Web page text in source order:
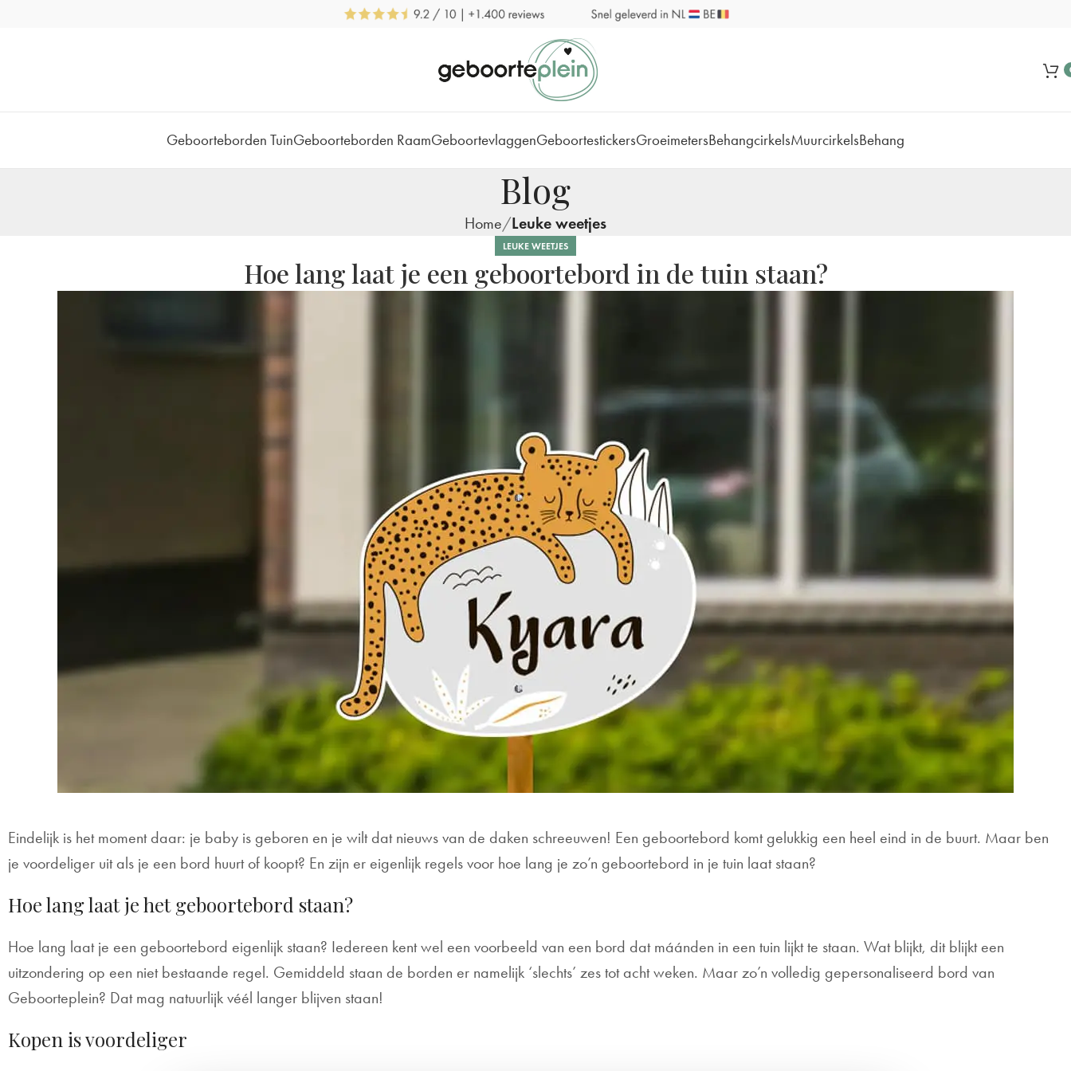
Geboorteborden TuinGeboorteborden RaamGeboortevlaggenGeboortestickersGroeimetersBehangcirkelsMuurcirkelsBehang
Blog
Home Leuke weetjes
LEUKE WEETJES
Hoe lang laat je een geboortebord in de tuin staan?
Eindelijk is het moment daar: je baby is geboren en je wilt dat nieuws van de daken schreeuwen! Een geboortebord komt gelukkig een heel eind in de buurt. Maar ben
je voordeliger uit als je een bord huurt of koopt? En zijn er eigenlijk regels voor hoe lang je zo’n geboortebord in je tuin laat staan?
Hoe lang laat je het geboortebord staan?
Hoe lang laat je een geboortebord eigenlijk staan? Iedereen kent wel een voorbeeld van een bord dat máánden in een tuin lijkt te staan. Wat blijkt, dit blijkt een
uitzondering op een niet bestaande regel. Gemiddeld staan de borden er namelijk ‘slechts’ zes tot acht weken. Maar zo’n volledig gepersonaliseerd bord van
Geboorteplein? Dat mag natuurlijk véél langer blijven staan!
Kopen is voordeliger